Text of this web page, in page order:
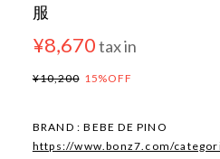
服
¥8,670tax in
¥10,200 15%OFF
BRAND : BEBE DE PINO
https://www.bonz7.com/